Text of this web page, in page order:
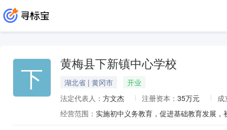
下 黄梅县下新镇中心学校
湖北省 | 黄冈市
开业
法定代表人： 方文杰 注册资本： 35万元
成
经营范围： 实施初中义务教育，促进基础教育发展，